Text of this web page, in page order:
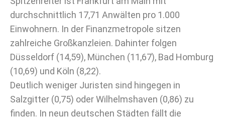
durchschnittlich 17,71 Anwälten pro 1.000
Einwohnern. In der Finanzmetropole sitzen
zahlreiche Großkanzleien. Dahinter folgen
Düsseldorf (14,59), München (11,67), Bad Homburg
(10,69) und Köln (8,22).
Deutlich weniger Juristen sind hingegen in
Salzgitter (0,75) oder Wilhelmshaven (0,86) zu
finden. In neun deutschen Städten fällt die